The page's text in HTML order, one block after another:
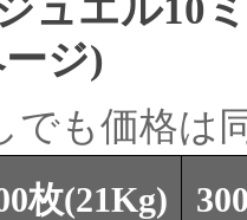
ュエル10
ジ)
でも価格は
枚(21Kg)